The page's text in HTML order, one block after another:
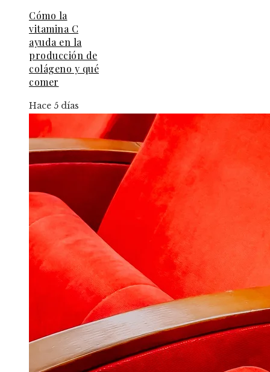
Cómo la
vitamina C
ayuda en la
producción de
colágeno y qué
comer
Hace 5 días